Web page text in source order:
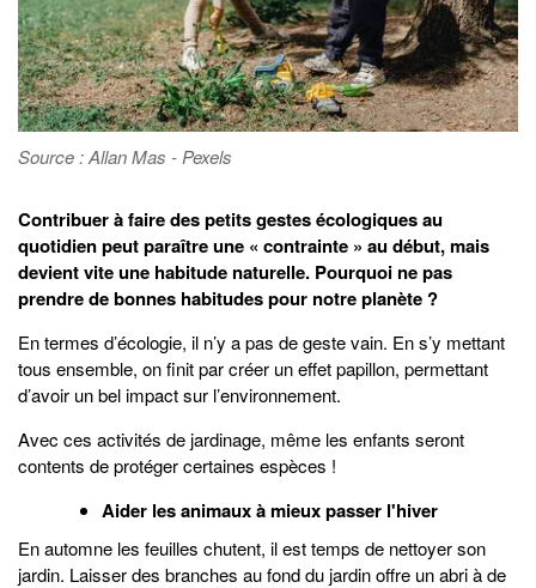
Source : Allan Mas - Pexels
Contribuer à faire des petits gestes écologiques au
quotidien peut paraître une « contrainte » au début, mais
devient vite une habitude naturelle. Pourquoi ne pas
prendre de bonnes habitudes pour notre planète ?
En termes d’écologie, il n’y a pas de geste vain. En s’y mettant
tous ensemble, on finit par créer un effet papillon, permettant
d’avoir un bel impact sur l’environnement.
Avec ces activités de jardinage, même les enfants seront
contents de protéger certaines espèces !
Aider les animaux à mieux passer l'hiver
En automne les feuilles chutent, il est temps de nettoyer son
jardin. Laisser des branches au fond du jardin offre un abri à de